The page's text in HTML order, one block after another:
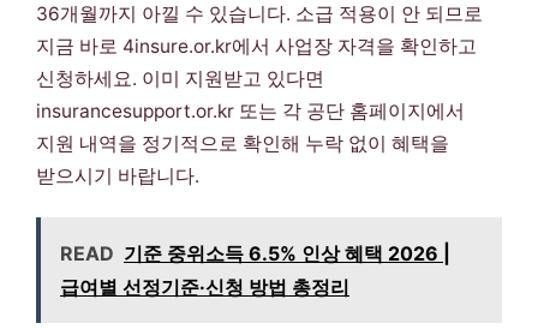
36개월까지 아낄 수 있습니다. 소급 적용이 안 되므로
지금 바로 4insure.or.kr에서 사업장 자격을 확인하고
신청하세요. 이미 지원받고 있다면
insurancesupport.or.kr 또는 각 공단 홈페이지에서
지원 내역을 정기적으로 확인해 누락 없이 혜택을
받으시기 바랍니다.
READ 기준 중위소득 6.5% 인상 혜택 2026 |
급여별 선정기준·신청 방법 총정리